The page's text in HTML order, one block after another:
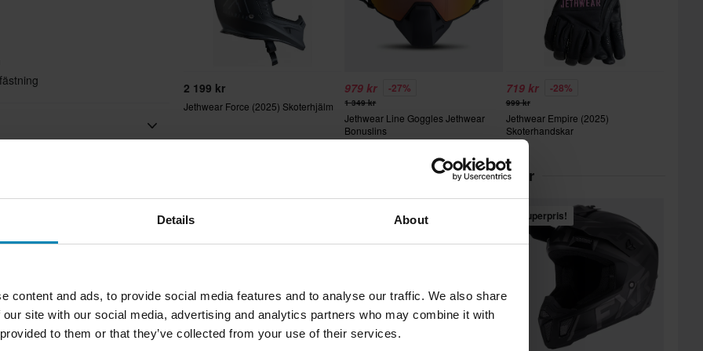
Details About
content and ads, to provide social media features and to analyse our traffic. We also share
site with our social media, advertising and analytics partners who may combine it with
to them or that they’ve collected from your use of their services.
JETHWEAR
Avtagbart foder, Snabbfäste
2 199 kr
Jethwear Force (2025) Skoterhjälm
979 kr -27%
1 349 kr
Jethwear Line Goggles Jethwear
Bonuslins
719 kr -28%
999 kr
Jethwear Empire (2025)
Skoterhandskar
Populärt inom Adventurehjälmar
Superpris!